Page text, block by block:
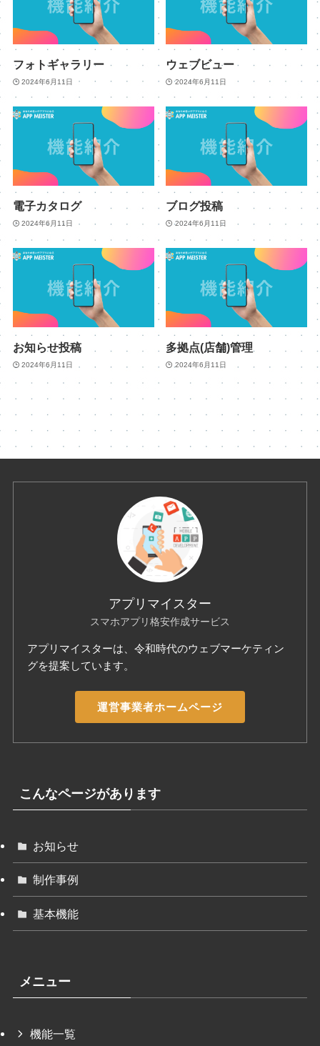
フォトギャラリー
2024年6月11日
ウェブビュー
2024年6月11日
電子カタログ
2024年6月11日
ブログ投稿
2024年6月11日
お知らせ投稿
2024年6月11日
多拠点(店舗)管理
2024年6月11日
アプリマイスター
スマホアプリ格安作成サービス
アプリマイスターは、令和時代のウェブマーケティン
グを提案しています。
運営事業者ホームページ
こんなページがあります
お知らせ
制作事例
基本機能
メニュー
機能一覧